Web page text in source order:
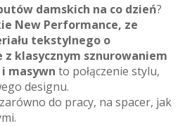
damskich na co dzień?
New Performance, ze
tekstylnego o
klasycznym sznurowaniem
masywn to połączenie stylu,
designu.
do pracy, na spacer, jak